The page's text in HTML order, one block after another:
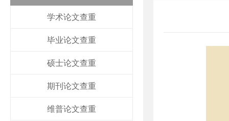
学术论文查重
毕业论文查重
硕士论文查重
期刊论文查重
维普论文查重